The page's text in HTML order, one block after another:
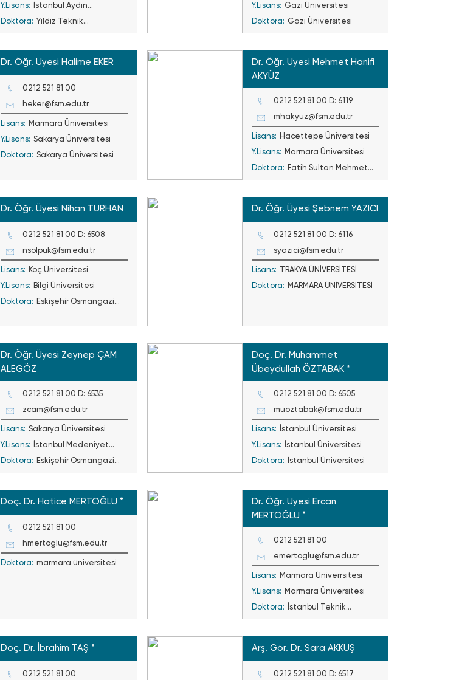
Üniversitesi
Y.Lisans: İstanbul Aydın
Üniversitesi/Yıldız
Doktora: Yıldız Teknik
Y.Lisans: Gazi Üniversitesi
Doktora: Gazi Üniversitesi
Dr. Öğr. Üyesi Halime EKER
0212 521 81 00
heker@fsm.edu.tr
Lisans: Marmara Üniversitesi
Y.Lisans: Sakarya Üniversitesi
Doktora: Sakarya Üniversitesi
Dr. Öğr. Üyesi Mehmet Hanifi
AKYÜZ
0212 521 81 00 D: 6119
mhakyuz@fsm.edu.tr
Lisans: Hacettepe Üniversitesi
Y.Lisans: Marmara Üniversitesi
Doktora: Fatih Sultan Mehmet
Dr. Öğr. Üyesi Nihan TURHAN
0212 521 81 00 D: 6508
nsolpuk@fsm.edu.tr
Lisans: Koç Üniversitesi
Y.Lisans: Bilgi Üniversitesi
Doktora: Eskişehir Osmangazi
Dr. Öğr. Üyesi Şebnem YAZICI
0212 521 81 00 D: 6116
syazici@fsm.edu.tr
Lisans: TRAKYA ÜNİVERSİTESİ
Doktora: MARMARA ÜNİVERSİTESİ
Dr. Öğr. Üyesi Zeynep ÇAM
ALEGÖZ
0212 521 81 00 D: 6535
zcam@fsm.edu.tr
Lisans: Sakarya Üniversitesi
Y.Lisans: İstanbul Medeniyet
Üniversitesi
Doktora: Eskişehir Osmangazi
Doç. Dr. Muhammet
Übeydullah ÖZTABAK *
0212 521 81 00 D: 6505
muoztabak@fsm.edu.tr
Lisans: İstanbul Üniversitesi
Y.Lisans: İstanbul Üniversitesi
Doktora: İstanbul Üniversitesi
Doç. Dr. Hatice MERTOĞLU *
0212 521 81 00
hmertoglu@fsm.edu.tr
Doktora: marmara üniversitesi
Dr. Öğr. Üyesi Ercan
MERTOĞLU *
0212 521 81 00
emertoglu@fsm.edu.tr
Lisans: Marmara Üniverrsitesi
Y.Lisans: Marmara Üniversitesi
Doktora: İstanbul Teknik
Doç. Dr. İbrahim TAŞ *
0212 521 81 00
Arş. Gör. Dr. Sara AKKUŞ
0212 521 81 00 D: 6517